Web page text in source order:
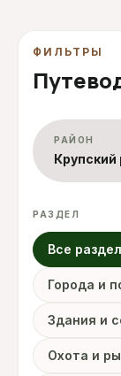
ФИЛЬТРЫ
РАЙОН
Крупский
РАЗДЕЛ
Все
Города и
Здания и
Охота и